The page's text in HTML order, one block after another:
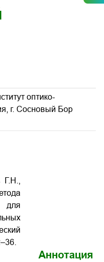
оптико-
г. Сосновый Бор
для
Аннотация